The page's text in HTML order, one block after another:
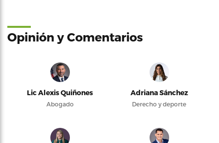
Opinión y Comentarios
Lic Alexis Quiñones
Abogado
Adriana Sánchez
Derecho y deporte